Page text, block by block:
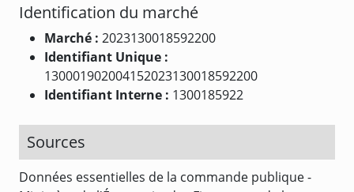
Identification du marché
Marché : 2023130018592200
Identifiant Unique :
130001902004152023130018592200
Identifiant Interne : 1300185922
Sources
Données essentielles de la commande publique -